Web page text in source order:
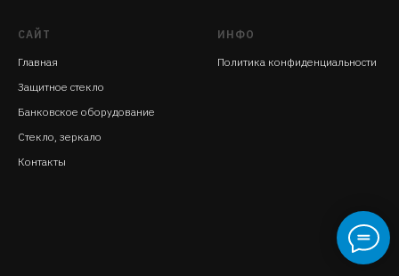
САЙТ
Главная
Защитное стекло
Банковское оборудование
Стекло, зеркало
Контакты
ИНФО
Политика конфиденциальности